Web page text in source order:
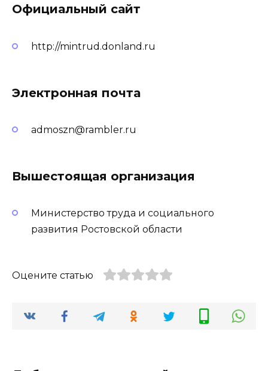
Официальный сайт
http://mintrud.donland.ru
Электронная почта
admoszn@rambler.ru
Вышестоящая организация
Министерство труда и социального
развития Ростовской области
Оцените статью